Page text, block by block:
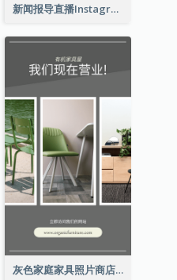
新闻报导直播Instagram限时动态
灰色家庭家具照片商店开业Instagram限时动态